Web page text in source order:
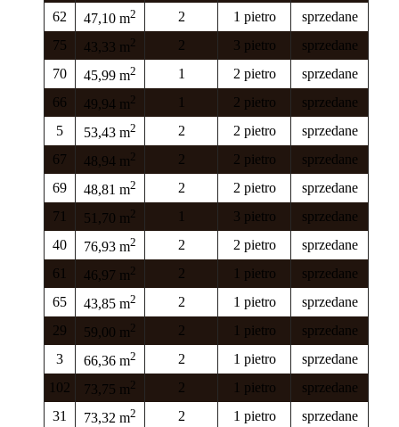
62
47,10 m2 2 1 pietro
sprzedane
75
43,33 m2 2 3 pietro
sprzedane
70
45,99 m2 1 2 pietro
sprzedane
66
49,94 m2 1 2 pietro
sprzedane
5
53,43 m2 2 2 pietro
sprzedane
67
48,94 m2 2 2 pietro
sprzedane
69
48,81 m2 2 2 pietro
sprzedane
71
51,70 m2 1 3 pietro
sprzedane
40
76,93 m2 2 2 pietro
sprzedane
61
46,97 m2 2 1 pietro
sprzedane
65
43,85 m2 2 1 pietro
sprzedane
29
59,00 m2 2 1 pietro
sprzedane
3
66,36 m2 2 1 pietro
sprzedane
102
73,75 m2 2 1 pietro
sprzedane
31
73,32 m2 2 1 pietro
sprzedane